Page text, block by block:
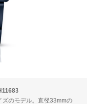
ズのモデル。直径33mmの